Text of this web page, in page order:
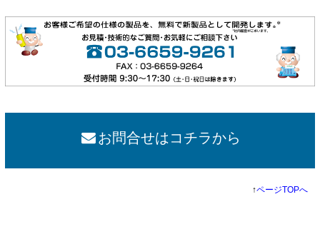
お問合せはコチラから
↑ページTOPへ